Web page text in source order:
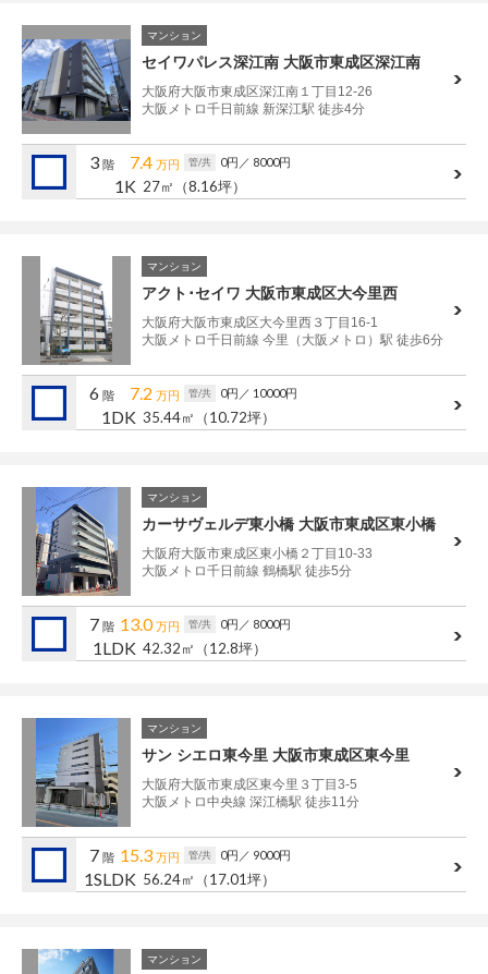
マンション
セイワパレス深江南 大阪市東成区深江南
大阪府大阪市東成区深江南１丁目12-26
大阪メトロ千日前線 新深江駅 徒歩4分
3 階 7.4 万円 管/共 0円 ／ 8000円
1K 27㎡ （8.16坪）
マンション
アクト･セイワ 大阪市東成区大今里西
大阪府大阪市東成区大今里西３丁目16-1
大阪メトロ千日前線 今里（大阪メトロ）駅 徒歩6分
6 階 7.2 万円 管/共 0円 ／ 10000円
1DK 35.44㎡ （10.72坪）
マンション
カーサヴェルデ東小橋 大阪市東成区東小橋
大阪府大阪市東成区東小橋２丁目10-33
大阪メトロ千日前線 鶴橋駅 徒歩5分
7 階 13.0万円 管/共 0円 ／ 8000円
1LDK 42.32㎡ （12.8坪）
マンション
サン シエロ東今里 大阪市東成区東今里
大阪府大阪市東成区東今里３丁目3-5
大阪メトロ中央線 深江橋駅 徒歩11分
7 階 15.3 万円 管/共 0円 ／ 9000円
1SLDK 56.24㎡ （17.01坪）
マンション